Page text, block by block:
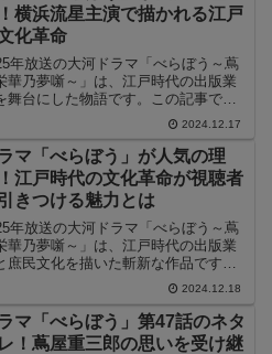
横浜流星主演で描かれる江戸
化革命
年放送の大河ドラマ「べらぼう～蔦
華乃夢噺～」は、江戸時代の出版業
舞台にした物語です。この記事で
「べらぼう」が面白いと言われる理
、キャスト、ストーリー、時代背景
点から徹底解説します。
2024.12.17
ラマ「べらぼう」が人気の理
江戸時代の文化革命が視聴者
きつける魅力とは
年放送の大河ドラマ「べらぼう～蔦
華乃夢噺～」は、江戸時代の出版業
庶民文化を描いた斬新な作品です。
記事では、「べらぼう」が人気を集
理由を、ストーリー、キャスト、テ
などの観点から徹底分析します。
2024.12.18
ラマ「べらぼう」第47話のネタ
！蔦屋重三郎の思いを受け継